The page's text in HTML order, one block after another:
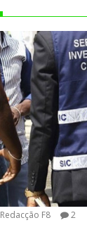
Redacção F8 2